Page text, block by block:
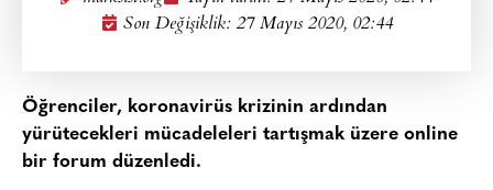
Son Değişiklik: 27 Mayıs 2020, 02:44
Öğrenciler, koronavirüs krizinin ardından
yürütecekleri mücadeleleri tartışmak üzere online
bir forum düzenledi.